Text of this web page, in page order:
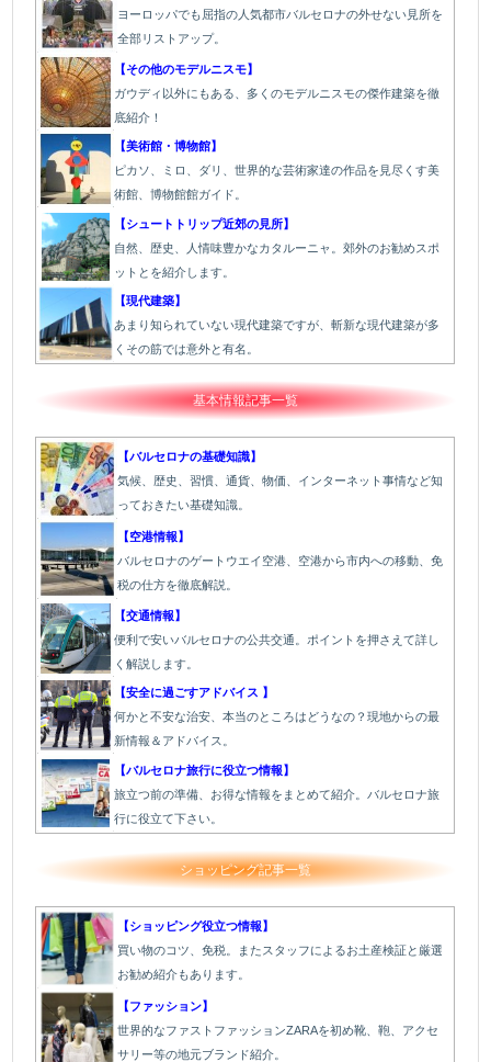
ヨーロッパでも屈指の人気都市バルセロナの外せない見所を
全部リストアップ。
【その他のモデルニスモ】
ガウディ以外にもある、多くのモデルニスモの傑作建築を徹
底紹介！
【美術館・博物館】
ピカソ、ミロ、ダリ、世界的な芸術家達の作品を見尽くす美
術館、博物館館ガイド。
【シュートトリップ近郊の見所】
自然、歴史、人情味豊かなカタルーニャ。郊外のお勧めスポ
ットとを紹介します。
【現代建築】
あまり知られていない現代建築ですが、斬新な現代建築が多
くその筋では意外と有名。
基本情報記事一覧
【バルセロナの基礎知識】
気候、歴史、習慣、通貨、物価、インターネット事情など知
っておきたい基礎知識。
【空港情報】
バルセロナのゲートウエイ空港、空港から市内への移動、免
税の仕方を徹底解説。
【交通情報】
便利で安いバルセロナの公共交通。ポイントを押さえて詳し
く解説します。
【安全に過ごすアドバイス 】
何かと不安な治安、本当のところはどうなの？現地からの最
新情報＆アドバイス。
【バルセロナ旅行に役立つ情報】
旅立つ前の準備、お得な情報をまとめて紹介。バルセロナ旅
行に役立て下さい。
ショッピング記事一覧
【ショッピング役立つ情報】
買い物のコツ、免税。またスタッフによるお土産検証と厳選
お勧め紹介もあります。
【ファッション】
世界的なファストファッションZARAを初め靴、鞄、アクセ
サリー等の地元ブランド紹介。